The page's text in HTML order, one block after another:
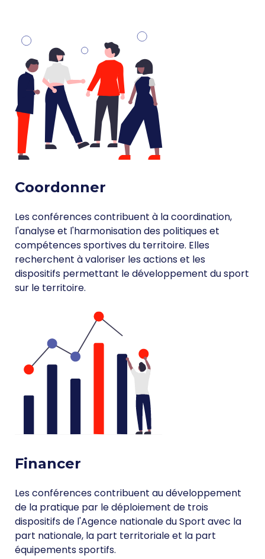
Coordonner
Les conférences contribuent à la coordination,
l'analyse et l'harmonisation des politiques et
compétences sportives du territoire. Elles
recherchent à valoriser les actions et les
dispositifs permettant le développement du sport
sur le territoire.
Financer
Les conférences contribuent au développement
de la pratique par le déploiement de trois
dispositifs de l'Agence nationale du Sport avec la
part nationale, la part territoriale et la part
équipements sportifs.